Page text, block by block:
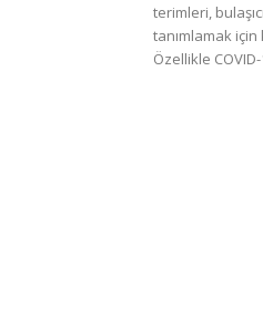
terimleri,
tanımlamak
Özellikle